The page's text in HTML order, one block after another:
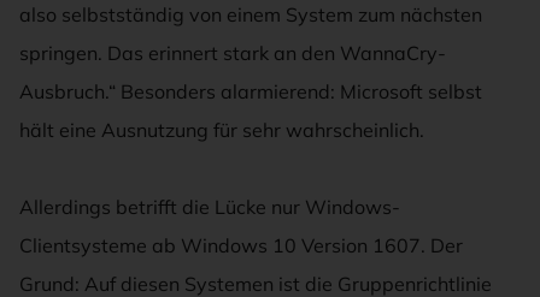
also selbstständig von einem System zum nächsten
springen. Das erinnert stark an den WannaCry-
Ausbruch.“ Besonders alarmierend: Microsoft selbst
hält eine Ausnutzung für sehr wahrscheinlich.
Allerdings betrifft die Lücke nur Windows-
Clientsysteme ab Windows 10 Version 1607. Der
Grund: Auf diesen Systemen ist die Gruppenrichtlinie